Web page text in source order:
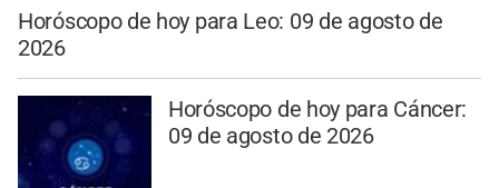
Horóscopo de hoy para Leo: 09 de agosto de
2026
Horóscopo de hoy para Cáncer:
09 de agosto de 2026